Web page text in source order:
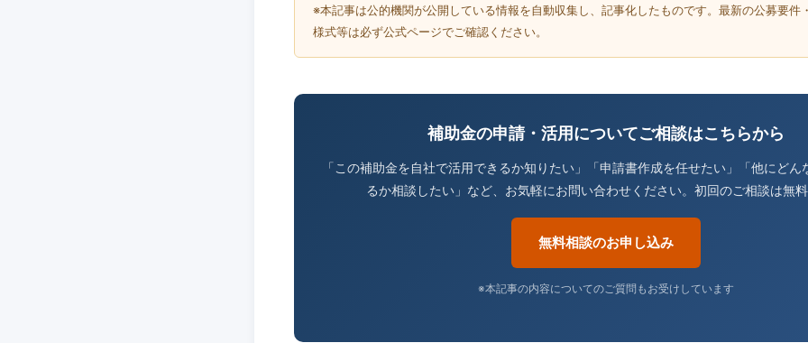
※本記事は公的機関が公開している情報を自動収集し、記事化したものです。最新の公募要件
様式等は必ず公式ページでご確認ください。
補助金の申請・活用についてご相談はこちらから
「この補助金を自社で活用できるか知りたい」「申請書作成を任せたい」「他にどん
るか相談したい」など、お気軽にお問い合わせください。初回のご相談は無料
無料相談のお申し込み
※本記事の内容についてのご質問もお受けしています